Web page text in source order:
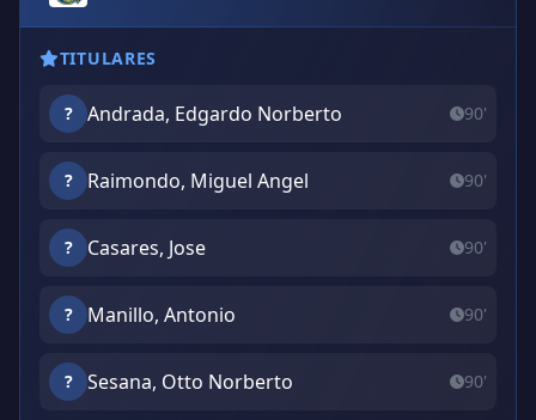
TITULARES
? Andrada, Edgardo Norberto 90'
? Raimondo, Miguel Angel 90'
? Casares, Jose 90'
? Manillo, Antonio 90'
? Sesana, Otto Norberto 90'